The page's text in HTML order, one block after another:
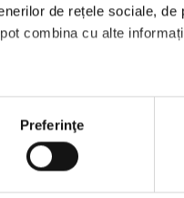
de rețele sociale,
combina cu alte
Preferinţe